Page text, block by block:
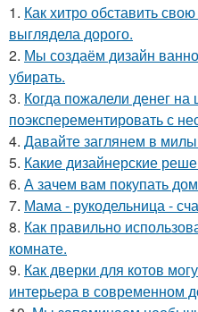
1. Как хитро обставить
выглядела дорого.
2. Мы создаём дизайн
убирать.
3. Когда пожалели денег
поэксперементировать с
4. Давайте заглянем в
5. Какие дизайнерские
6. А зачем вам покупать
7. Мама - рукодельница -
8. Как правильно
комнате.
9. Как дверки для котов
интерьера в современном